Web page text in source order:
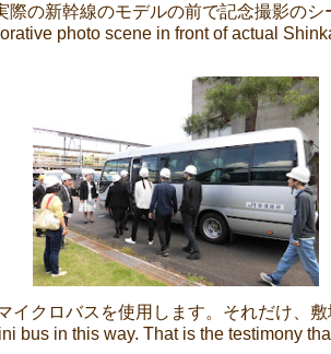
際の新幹線のモデルの前で記念撮影のシ
photo scene in front of actual
クロバスを使用します。それだけ、敷
bus in this way. That is the testimony